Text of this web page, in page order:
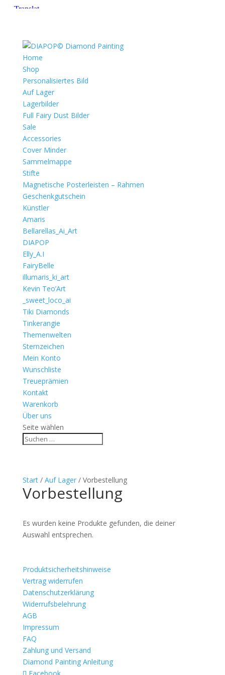
Home
Shop
Personalisiertes Bild
Auf Lager
Lagerbilder
Full Fairy Dust Bilder
Sale
Accessories
Cover Minder
Sammelmappe
Stifte
Magnetische Posterleisten – Rahmen
Geschenkgutschein
Künstler
Amaris
Bellarellas_Ai_Art
DIAPOP
Elly_A.I
FairyBelle
illumaris_ki_art
Kevin Teo’Art
_sweet_loco_ai
Tiki Diamonds
Tinkerangie
Themenwelten
Sternzeichen
Mein Konto
Wunschliste
Treueprämien
Kontakt
Warenkorb
Über uns
Seite wählen
Start/ Auf Lager/ Vorbestellung
Vorbestellung
Es wurden keine Produkte gefunden, die deiner
Auswahl entsprechen.
Produktsicherheitshinweise
Vertrag widerrufen
Datenschutzerklärung
Widerrufsbelehrung
AGB
Impressum
FAQ
Zahlung und Versand
Diamond Painting Anleitung